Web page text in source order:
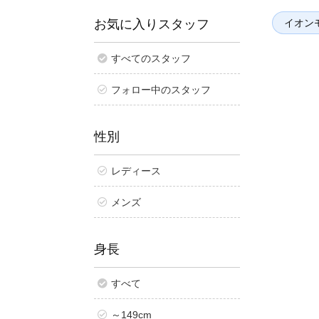
お気に入りスタッフ
すべてのスタッフ
フォロー中のスタッフ
性別
レディース
メンズ
身長
すべて
～149cm
イオン